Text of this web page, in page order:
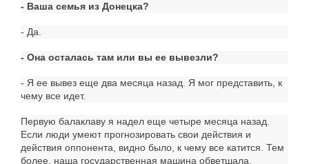
- Ваша семья из Донецка?
- Да.
- Она осталась там или вы ее вывезли?
- Я ее вывез еще два месяца назад. Я мог представить, к
чему все идет.
Первую балаклаву я надел еще четыре месяца назад.
Если люди умеют прогнозировать свои действия и
действия оппонента, видно было, к чему все катится. Тем
более, наша государственная машина обветшала,